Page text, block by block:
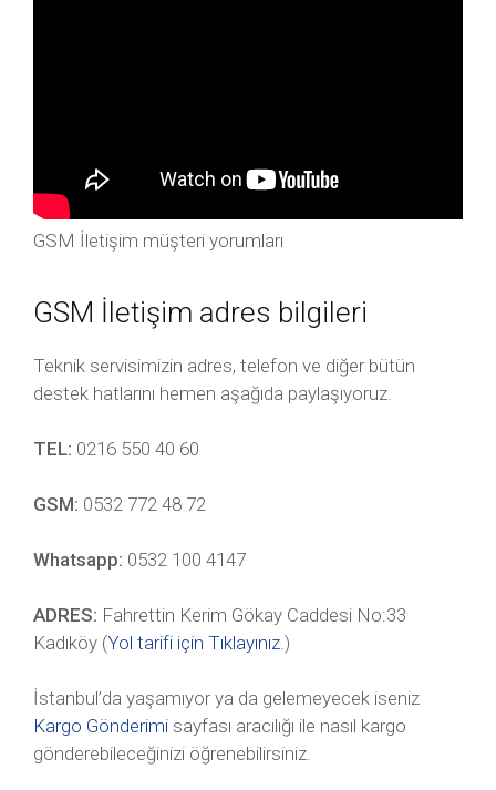
GSM İletişim müşteri yorumları
GSM İletişim adres bilgileri
Teknik servisimizin adres, telefon ve diğer bütün
destek hatlarını hemen aşağıda paylaşıyoruz.
TEL: 0216 550 40 60
GSM: 0532 772 48 72
Whatsapp: 0532 100 4147
ADRES: Fahrettin Kerim Gökay Caddesi No:33
Kadıköy (Yol tarifi için Tıklayınız.)
İstanbul’da yaşamıyor ya da gelemeyecek iseniz
Kargo Gönderimi sayfası aracılığı ile nasıl kargo
gönderebileceğinizi öğrenebilirsiniz.